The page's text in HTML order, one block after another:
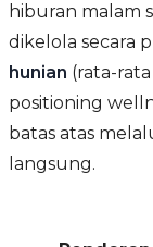
hiburan malam
dikelola secara
hunian (rata-
positioning
batas atas
langsung.